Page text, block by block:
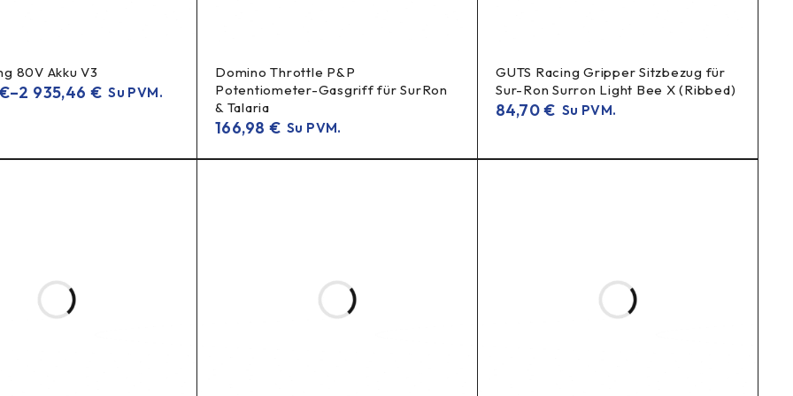
in“(20–30 vidutinių stabdymų).
80V Akku V3
–2 935,46€ Su PVM.
Domino Throttle P&P
Potentiometer-Gasgriff für SurRon
& Talaria
166,98 € Su PVM.
GUTS Racing Gripper Sitzbezug für
Sur-Ron Surron Light Bee X (Ribbed)
84,70€ Su PVM.